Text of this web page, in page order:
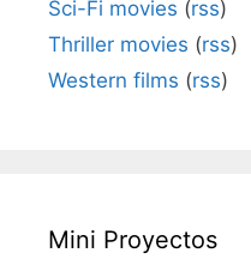
Sci-Fi movies (rss)
Thriller movies (rss)
Western films (rss)
Mini Proyectos